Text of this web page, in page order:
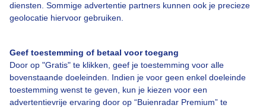
diensten. Sommige advertentie partners kunnen ook je precieze
geolocatie hiervoor gebruiken.
Geef toestemming of betaal voor toegang
Door op "Gratis" te klikken, geef je toestemming voor alle
bovenstaande doeleinden. Indien je voor geen enkel doeleinde
toestemming wenst te geven, kun je kiezen voor een
advertentievrije ervaring door op “Buienradar Premium” te
Bedrijfsgegevens
Contact
Toegankelijkheid
Gebruikersvoorwaarden